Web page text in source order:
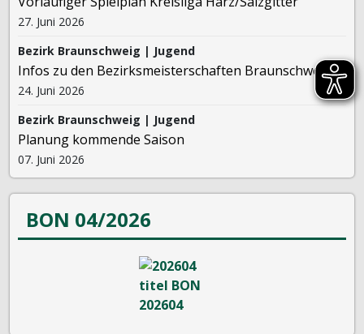
27. Juni 2026
Bezirk Braunschweig | Jugend
Infos zu den Bezirksmeisterschaften Braunschweig
24. Juni 2026
Bezirk Braunschweig | Jugend
Planung kommende Saison
07. Juni 2026
BON 04/2026